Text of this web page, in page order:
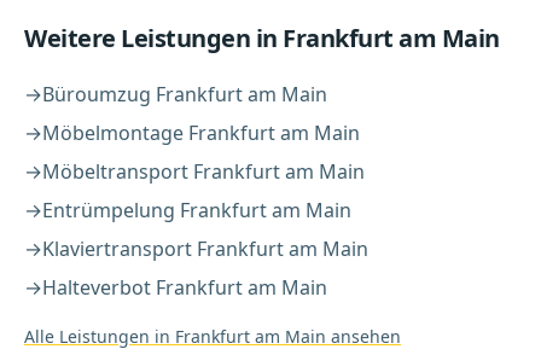
Weitere Leistungen in Frankfurt am Main
→Büroumzug Frankfurt am Main
→Möbelmontage Frankfurt am Main
→Möbeltransport Frankfurt am Main
→Entrümpelung Frankfurt am Main
→Klaviertransport Frankfurt am Main
→Halteverbot Frankfurt am Main
Alle Leistungen in Frankfurt am Main ansehen